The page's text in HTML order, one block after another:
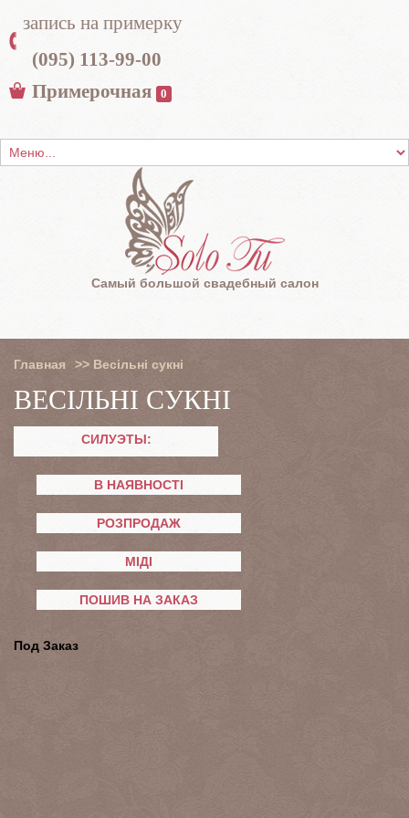
запись на примерку
(095) 113-99-00
Примерочная
0
Самый большой свадебный салон
Главная >> Весільні сукні
ВЕСІЛЬНІ СУКНІ
СИЛУЭТЫ:
В НАЯВНОСТІ
РОЗПРОДАЖ
МІДІ
ПОШИВ НА ЗАКАЗ
Под Заказ